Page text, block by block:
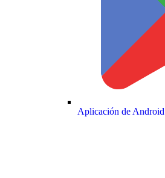
Aplicación de Android